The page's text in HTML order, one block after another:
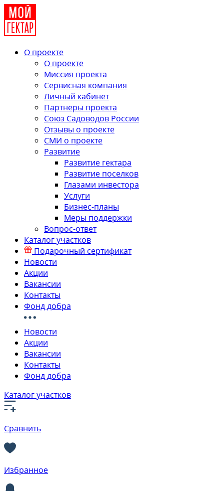
О проекте
О проекте
Миссия проекта
Сервисная компания
Личный кабинет
Партнеры проекта
Союз Садоводов России
Отзывы о проекте
СМИ о проекте
Развитие
Развитие гектара
Развитие поселков
Глазами инвестора
Услуги
Бизнес-планы
Меры поддержки
Вопрос-ответ
Каталог участков
Подарочный сертификат
Новости
Акции
Вакансии
Контакты
Фонд добра
Новости
Акции
Вакансии
Контакты
Фонд добра
Каталог участков
Сравнить
Избранное